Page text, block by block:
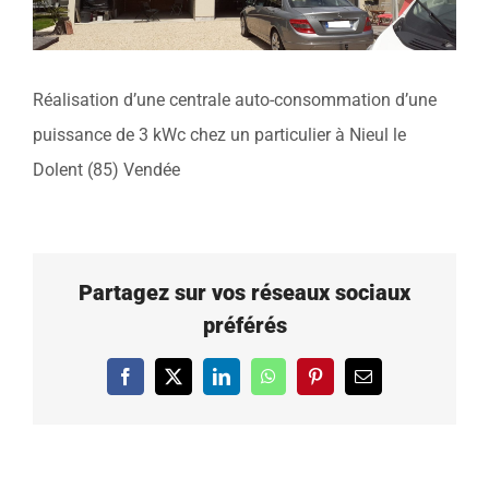
Réalisation d’une centrale auto-consommation d’une
puissance de 3 kWc chez un particulier à Nieul le
Dolent (85) Vendée
Partagez sur vos réseaux sociaux
préférés
Facebook
X LinkedInWhatsAppPinterestEmail